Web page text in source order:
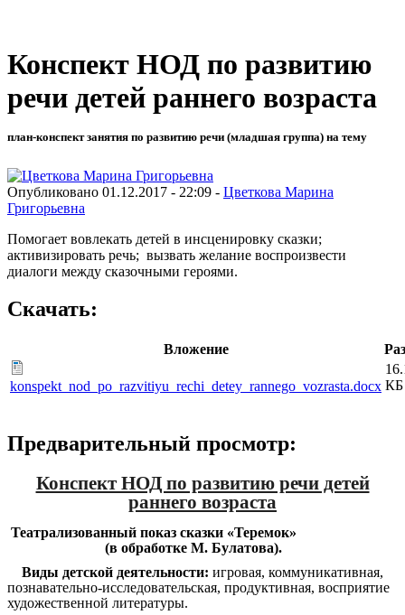
Конспект НОД по развитию
речи детей раннего возраста
план-конспект занятия по развитию речи (младшая группа) на тему
Опубликовано 01.12.2017 - 22:09 - Цветкова Марина
Григорьевна
Помогает вовлекать детей в инсценировку сказки;
активизировать речь; вызвать желание воспроизвести
диалоги между сказочными героями.
Скачать:
Вложение
konspekt_nod_po_razvitiyu_rechi_detey_rannego_vozrasta.docx КБ
Предварительный просмотр:
Конспект НОД по развитию речи детей
раннего возраста
Театрализованный показ сказки «Теремок»
(в обработке М. Булатова).
Виды детской деятельности: игровая, коммуникативная,
познавательно-исследовательская, продуктивная, восприятие
художественной литературы.